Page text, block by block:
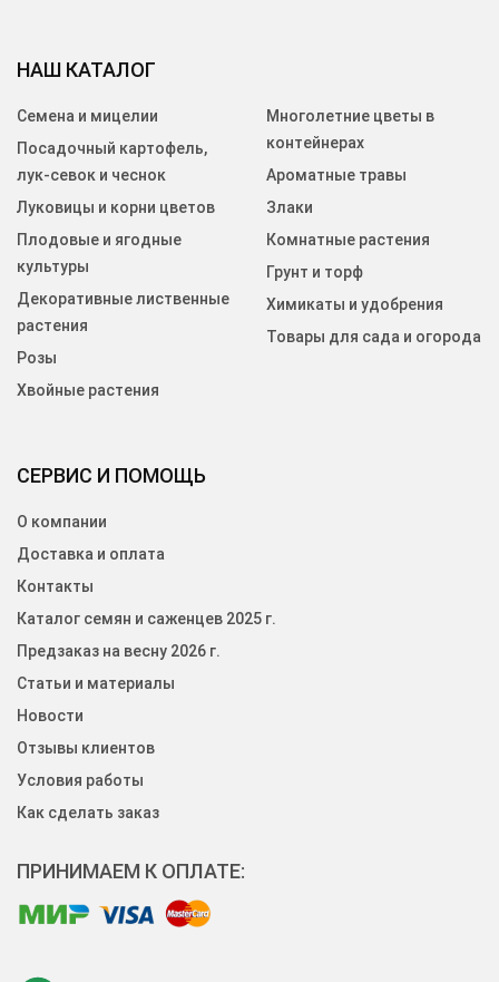
СЕРВИС И ПОМОЩЬ
О компании
Доставка и оплата
Контакты
Каталог семян и саженцев 2025 г.
Предзаказ на весну 2026 г.
Статьи и материалы
Новости
Отзывы клиентов
Условия работы
Как сделать заказ
НАШ КАТАЛОГ
Семена и мицелии
Посадочный картофель,
лук-севок и чеснок
Луковицы и корни цветов
Плодовые и ягодные
культуры
Декоративные лиственные
растения
Розы
Хвойные растения
Многолетние цветы в
контейнерах
Ароматные травы
Злаки
Комнатные растения
Грунт и торф
Химикаты и удобрения
Товары для сада и огорода
ПРИНИМАЕМ К ОПЛАТЕ: